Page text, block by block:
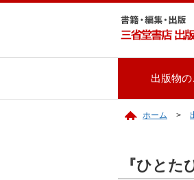
出版物
ホーム
『ひとた